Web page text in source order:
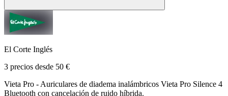
El Corte Inglés
3 precios desde 50 €
Vieta Pro - Auriculares de diadema inalámbricos Vieta Pro Silence 4
Bluetooth con cancelación de ruido híbrida.